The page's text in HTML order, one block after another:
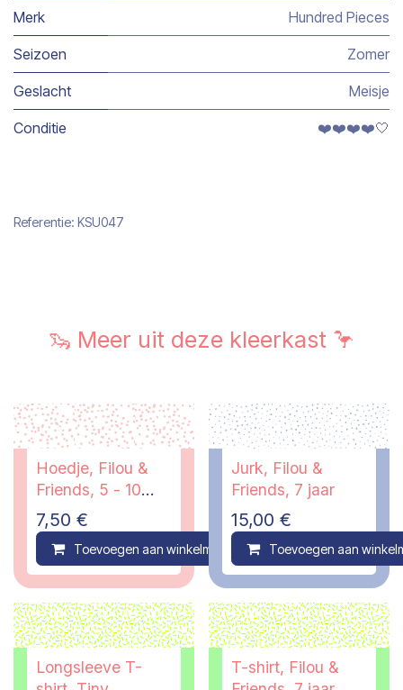
Merk Hundred Pieces
Seizoen Zomer
Geslacht Meisje
Conditie ❤️❤️❤️❤️🤍
Referentie: KSU047
🦦 Meer uit deze kleerkast 🦩
Hoedje, Filou &
Friends, 5 - 10
jaar
7,50 €
Toevoegen aan winkelmandje Compare
Jurk, Filou &
Friends, 7 jaar
15,00 €
Toevoegen aan
Longsleeve T-
T-shirt, Filou &